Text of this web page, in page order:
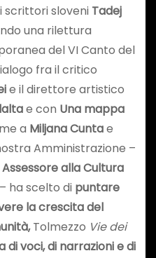
scrittori sloveni Tadej
una rilettura
del VI Canto del
fra il critico
e il direttore artistico
e con Una mappa
a Miljana Cuntae
Amministrazione –
Assessore alla Cultura
ha scelto di puntare
la crescita del
Tolmezzo Vie dei
di voci, di narrazioni e di